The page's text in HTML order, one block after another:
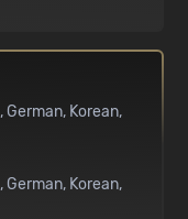
German Korean
German Korean